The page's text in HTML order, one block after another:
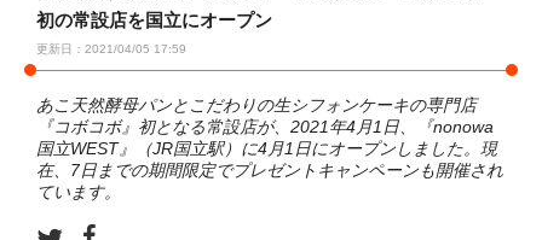
初の常設店を国立にオープン
更新日：2021/04/05 17:59
あこ天然酵母パンとこだわりの生シフォンケーキの専門店
『コボコボ』初となる常設店が、2021年4月1日、『nonowa
国立WEST』（JR国立駅）に4月1日にオープンしました。現
在、7日までの期間限定でプレゼントキャンペーンも開催され
ています。